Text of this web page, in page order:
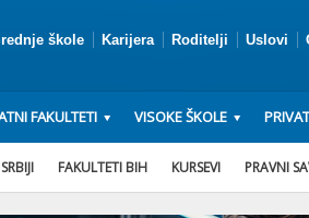
škole Karijera Roditelji Uslovi
FAKULTETI VISOKE ŠKOLE
FAKULTETI BIH KURSEVI PRAVNI